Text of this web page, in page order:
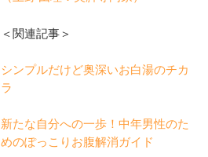
＜関連記事＞
シンプルだけど奥深いお白湯のチカ
ラ
新たな自分への一歩！中年男性のた
めのぽっこりお腹解消ガイド